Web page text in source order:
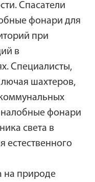
Спасатели
фонари для
при
в
Специалисты,
шахтеров,
фонари
света в
естественного
на природе